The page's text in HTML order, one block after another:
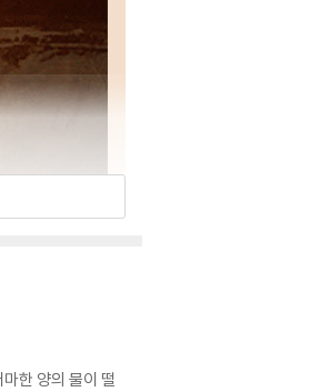
한 양의 물이 떨